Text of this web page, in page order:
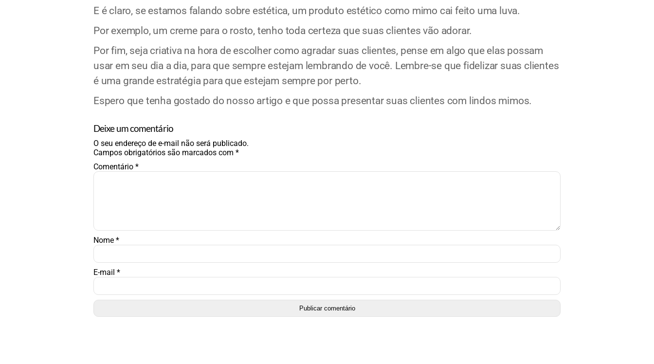
E é claro, se estamos falando sobre estética, um produto estético como mimo cai feito uma luva.
Por exemplo, um creme para o rosto, tenho toda certeza que suas clientes vão adorar.
Por fim, seja criativa na hora de escolher como agradar suas clientes, pense em algo que elas possam
usar em seu dia a dia, para que sempre estejam lembrando de você. Lembre-se que fidelizar suas clientes
é uma grande estratégia para que estejam sempre por perto.
Espero que tenha gostado do nosso artigo e que possa presentar suas clientes com lindos mimos.
Deixe um comentário
O seu endereço de e-mail não será publicado.
Campos obrigatórios são marcados com *
Comentário *
Nome *
E-mail *